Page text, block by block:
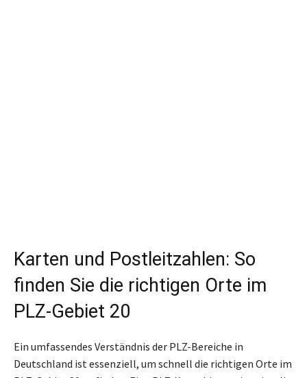
Karten und Postleitzahlen: So
finden Sie die richtigen Orte im
PLZ-Gebiet 20
Ein umfassendes Verständnis der PLZ-Bereiche in
Deutschland ist essenziell, um schnell die richtigen Orte im